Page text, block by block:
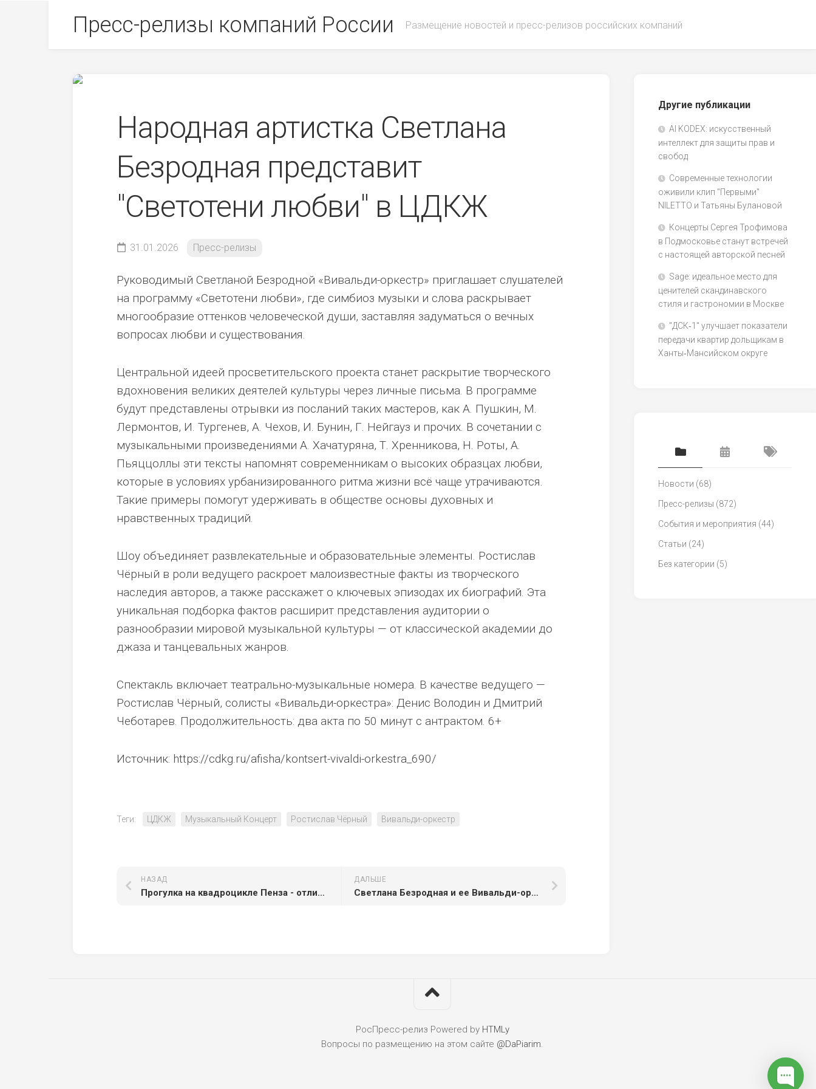
Пресс-релизы компаний России Размещение новостей и пресс-релизов российских компаний
Народная артистка Светлана
Безродная представит
"Светотени любви" в ЦДКЖ
31.01.2026 Пресс-релизы
Руководимый Светланой Безродной «Вивальди-оркестр» приглашает слушателей
на программу «Светотени любви», где симбиоз музыки и слова раскрывает
многообразие оттенков человеческой души, заставляя задуматься о вечных
вопросах любви и существования.
Центральной идеей просветительского проекта станет раскрытие творческого
вдохновения великих деятелей культуры через личные письма. В программе
будут представлены отрывки из посланий таких мастеров, как А. Пушкин, М.
Лермонтов, И. Тургенев, А. Чехов, И. Бунин, Г. Нейгауз и прочих. В сочетании с
музыкальными произведениями А. Хачатуряна, Т. Хренникова, Н. Роты, А.
Пьяццоллы эти тексты напомнят современникам о высоких образцах любви,
которые в условиях урбанизированного ритма жизни всё чаще утрачиваются.
Такие примеры помогут удерживать в обществе основы духовных и
нравственных традиций.
Шоу объединяет развлекательные и образовательные элементы. Ростислав
Чёрный в роли ведущего раскроет малоизвестные факты из творческого
наследия авторов, а также расскажет о ключевых эпизодах их биографий. Эта
уникальная подборка фактов расширит представления аудитории о
разнообразии мировой музыкальной культуры — от классической академии до
джаза и танцевальных жанров.
Спектакль включает театрально-музыкальные номера. В качестве ведущего —
Ростислав Чёрный, солисты «Вивальди-оркестра»: Денис Володин и Дмитрий
Чеботарев. Продолжительность: два акта по 50 минут с антрактом. 6+
Источник: https://cdkg.ru/afisha/kontsert-vivaldi-orkestra_690/
Теги: ЦДКЖ Музыкальный Концерт Ростислав Чёрный Вивальди-оркестр
ДАЛЬШЕ
Светлана Безродная и ее Вивальди-оркестр с программой "Светотени любви"
НАЗАД
Прогулка на квадроцикле Пенза - отличный способ сменить обстановку и зарядиться адреналином
Другие публикации
AI KODEX: искусственный
интеллект для защиты прав и
свобод
Современные технологии
оживили клип "Первыми"
NILETTO и Татьяны Булановой
Концерты Сергея Трофимова
в Подмосковье станут встречей
с настоящей авторской песней
Sage: идеальное место для
ценителей скандинавского
стиля и гастрономии в Москве
"ДСК‑1" улучшает показатели
передачи квартир дольщикам в
Ханты‑Мансийском округе
Новости (68)
Пресс-релизы (872)
События и мероприятия (44)
Статьи (24)
Без категории (5)
РосПресс-релиз Powered by HTMLy
Вопросы по размещению на этом сайте @DaPiarim.